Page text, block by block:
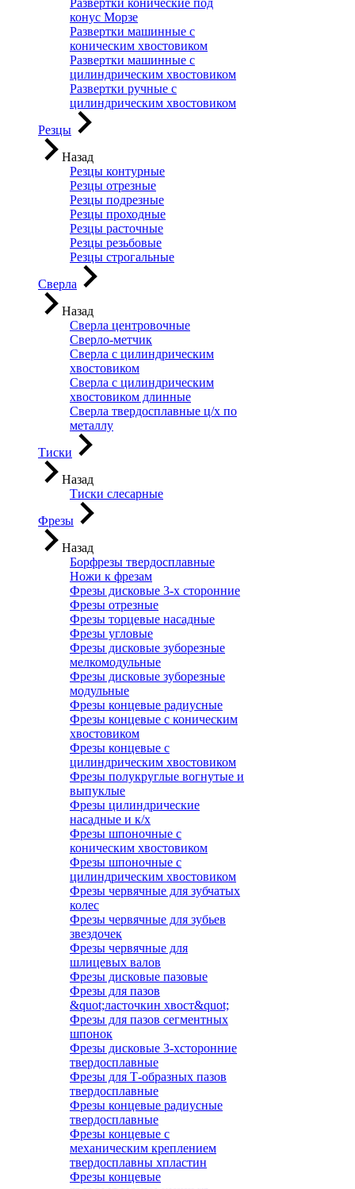
Развертки конические под
конус Морзе
Развертки машинные с
коническим хвостовиком
Развертки машинные с
цилиндрическим хвостовиком
Развертки ручные с
цилиндрическим хвостовиком
Резцы
Назад
Резцы контурные
Резцы отрезные
Резцы подрезные
Резцы проходные
Резцы расточные
Резцы резьбовые
Резцы строгальные
Сверла
Назад
Сверла центровочные
Сверло-метчик
Сверла с цилиндрическим
хвостовиком
Сверла с цилиндрическим
хвостовиком длинные
Сверла твердосплавные ц/х по
металлу
Тиски
Назад
Тиски слесарные
Фрезы
Назад
Борфрезы твердосплавные
Ножи к фрезам
Фрезы дисковые 3-х сторонние
Фрезы отрезные
Фрезы торцевые насадные
Фрезы угловые
Фрезы дисковые зуборезные
мелкомодульные
Фрезы дисковые зуборезные
модульные
Фрезы концевые радиусные
Фрезы концевые с коническим
хвостовиком
Фрезы концевые с
цилиндрическим хвостовиком
Фрезы полукруглые вогнутые и
выпуклые
Фрезы цилиндрические
насадные и к/х
Фрезы шпоночные с
коническим хвостовиком
Фрезы шпоночные с
цилиндрическим хвостовиком
Фрезы червячные для зубчатых
колес
Фрезы червячные для зубьев
звездочек
Фрезы червячные для
шлицевых валов
Фрезы дисковые пазовые
Фрезы для пазов
&quot;ласточкин хвост&quot;
Фрезы для пазов сегментных
шпонок
Фрезы дисковые 3-хсторонние
твердосплавные
Фрезы для Т-образных пазов
твердосплавные
Фрезы концевые радиусные
твердосплавные
Фрезы концевые с
механическим креплением
твердосплавны хпластин
Фрезы концевые